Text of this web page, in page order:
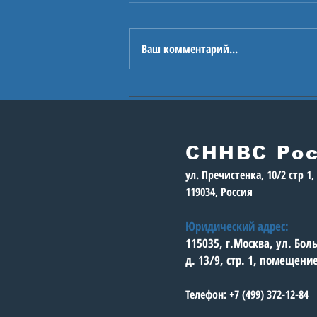
Игры будущего
Ваш комментарий...
СННВС
ул. Пречистенка, 10/2 стр
119034, Россия
Юридический адрес:
115035, г.Москва, ул.
д. 13/9, стр. 1,
Телефон: +7 (499) 372-12-84